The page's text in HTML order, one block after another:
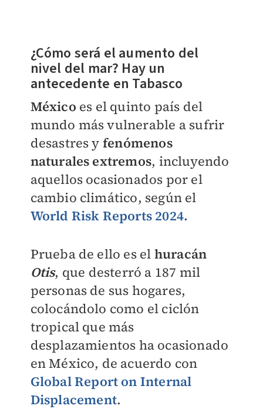
¿Cómo será el aumento del
nivel del mar? Hay un
antecedente en Tabasco
México es el quinto país del
mundo más vulnerable a sufrir
desastres y fenómenos
naturales extremos, incluyendo
aquellos ocasionados por el
cambio climático, según el
World Risk Reports 2024.
Prueba de ello es el huracán
Otis, que desterró a 187 mil
personas de sus hogares,
colocándolo como el ciclón
tropical que más
desplazamientos ha ocasionado
en México, de acuerdo con
Global Report on Internal
Displacement.